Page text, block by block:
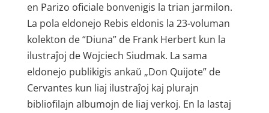
en Parizo oficiale bonvenigis la trian jarmilon.
La pola eldonejo Rebis eldonis la 23-voluman
kolekton de “Diuna” de Frank Herbert kun la
ilustraĵoj de Wojciech Siudmak. La sama
eldonejo publikigis ankaŭ „Don Quijote” de
Cervantes kun liaj ilustraĵoj kaj plurajn
bibliofilajn albumojn de liaj verkoj. En la lastaj